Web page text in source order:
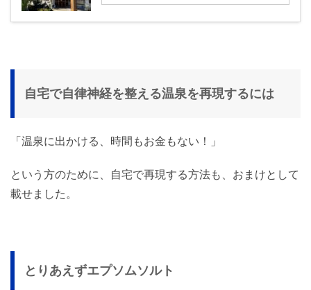
自宅で自律神経を整える温泉を再現するには
「温泉に出かける、時間もお金もない！」
という方のために、自宅で再現する方法も、おまけとして
載せました。
とりあえずエプソムソルト